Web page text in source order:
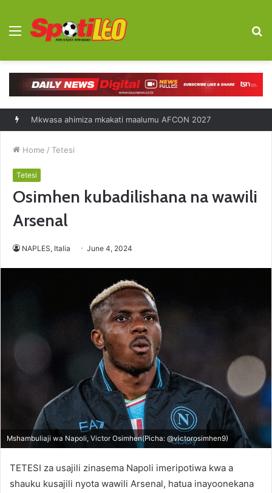
Menu
Home / Tetesi
Tetesi
Osimhen kubadilishana na wawili
Arsenal
NAPLES, Italia June 4, 2024
Mshambuliaji wa Napoli, Victor Osimhen(Picha: @victorosimhen9)
TETESI za usajili zinasema Napoli imeripotiwa kwa a
shauku kusajili nyota wawili Arsenal, hatua inayoonekana